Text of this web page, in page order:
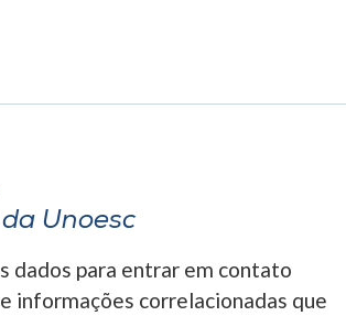
Unoesc
dados para entrar em contato
informações correlacionadas que